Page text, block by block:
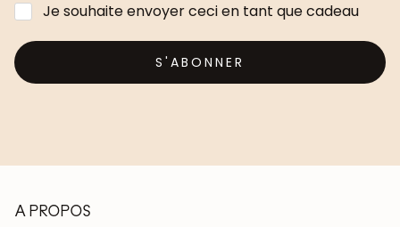
Je souhaite envoyer ceci en tant que cadeau
S'ABONNER
A PROPOS